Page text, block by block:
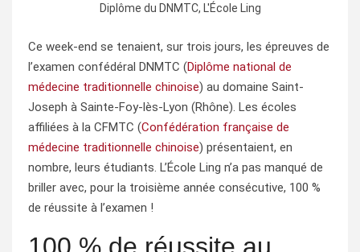
Diplôme du DNMTC, L'École Ling
Ce week-end se tenaient, sur trois jours, les épreuves de
l’examen confédéral DNMTC (Diplôme national de
médecine traditionnelle chinoise) au domaine Saint-
Joseph à Sainte-Foy-lès-Lyon (Rhône). Les écoles
affiliées à la CFMTC (Confédération française de
médecine traditionnelle chinoise) présentaient, en
nombre, leurs étudiants. L’École Ling n’a pas manqué de
briller avec, pour la troisième année consécutive, 100 %
de réussite à l’examen !